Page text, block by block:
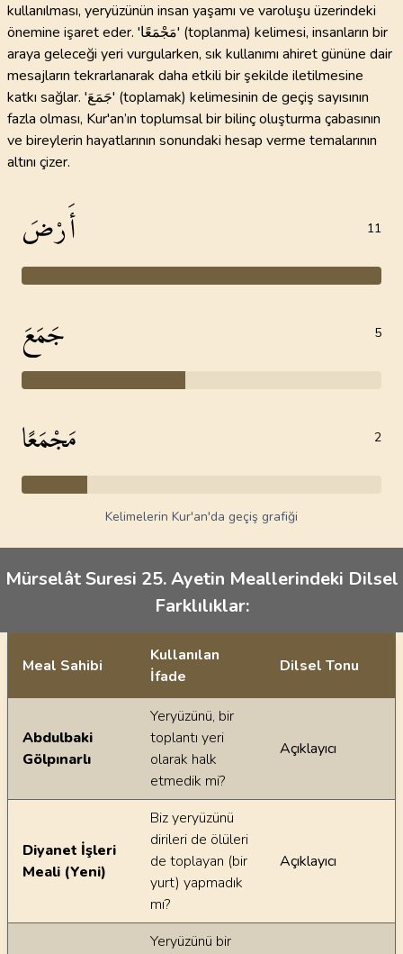
kullanılması, yeryüzünün insan yaşamı ve varoluşu üzerindeki
önemine işaret eder. 'مَجْمَعًا' (toplanma) kelimesi, insanların bir
araya geleceği yeri vurgularken, sık kullanımı ahiret gününe dair
mesajların tekrarlanarak daha etkili bir şekilde iletilmesine
katkı sağlar. 'جَمَعَ' (toplamak) kelimesinin de geçiş sayısının
fazla olması, Kur'an’ın toplumsal bir bilinç oluşturma çabasının
ve bireylerin hayatlarının sonundaki hesap verme temalarının
altını çizer.
أَرْضَ 11
جَمَعَ 5
مَجْمَعًا 2
Kelimelerin Kur'an'da geçiş grafiği
Mürselât Suresi 25. Ayetin Meallerindeki Dilsel
Farklılıklar:
Ayetin meallerindeki dilsel farklılıklar
Meal Sahibi
Kullanılan
İfade
Dilsel Tonu
Abdulbaki
Gölpınarlı
Yeryüzünü, bir
toplantı yeri
olarak halk
etmedik mi?
Açıklayıcı
Diyanet İşleri
Meali (Yeni)
Biz yeryüzünü
dirileri de ölüleri
de toplayan (bir
yurt) yapmadık
mı?
Açıklayıcı
Yeryüzünü bir